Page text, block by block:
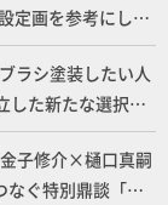
定画を参考にした
ーツの改造で印象
ラシ塗装したい人
した新たな選択肢
SR2」の使い心
」で検証！
子修介×樋口真嗣
ぐ特別鼎談「ガ